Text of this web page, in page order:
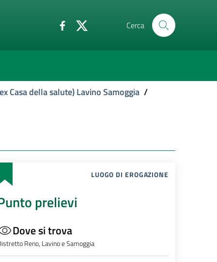
Cerca
Casa della salute) Lavino Samoggia /
LUOGO DI EROGAZIONE
prelievi
Dove si trova
Reno, Lavino e Samoggia